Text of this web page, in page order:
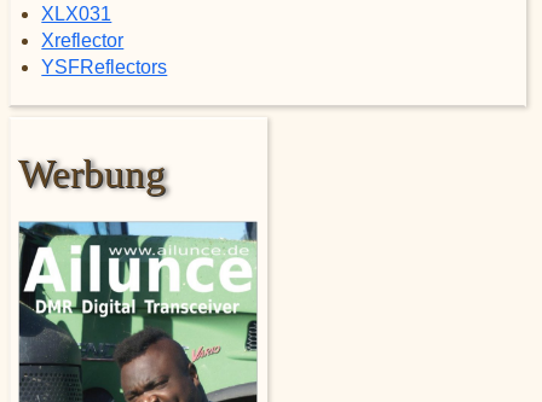
XLX031
Xreflector
YSFReflectors
Werbung